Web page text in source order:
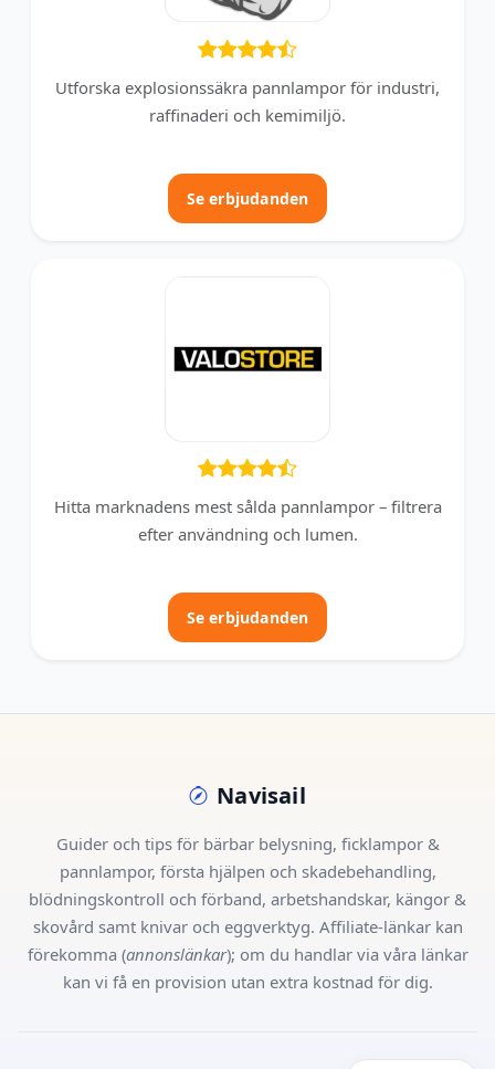
Utforska explosionssäkra pannlampor för industri,
raffinaderi och kemimiljö.
Se erbjudanden
Hitta marknadens mest sålda pannlampor – filtrera
efter användning och lumen.
Se erbjudanden
Navisail
Guider och tips för bärbar belysning, ficklampor &
pannlampor, första hjälpen och skadebehandling,
blödningskontroll och förband, arbetshandskar, kängor &
skovård samt knivar och eggverktyg. Affiliate-länkar kan
förekomma (annonslänkar); om du handlar via våra länkar
kan vi få en provision utan extra kostnad för dig.